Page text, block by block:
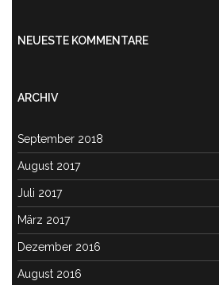
NEUESTE KOMMENTARE
ARCHIV
September 2018
August 2017
Juli 2017
März 2017
Dezember 2016
August 2016